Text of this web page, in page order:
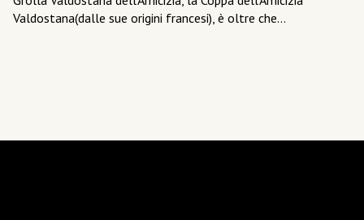
Valdostana(dalle sue origini francesi), è oltre che…